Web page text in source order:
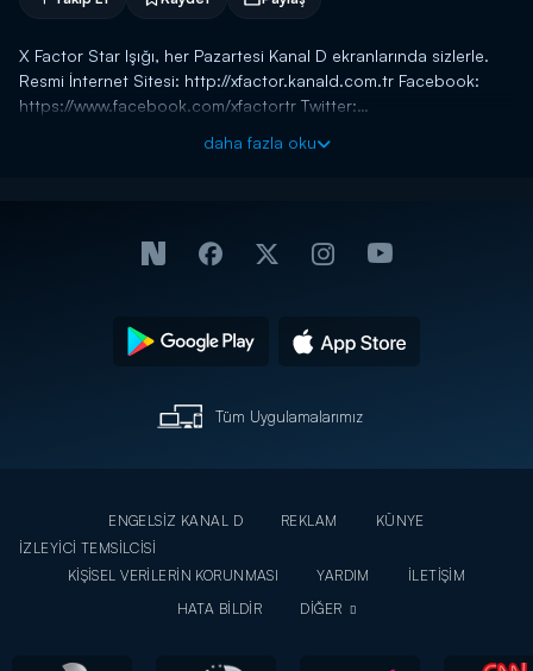
X Factor Star Işığı, her Pazartesi Kanal D ekranlarında sizlerle.
Resmi İnternet Sitesi: http://xfactor.kanald.com.tr Facebook:
https://www.facebook.com/xfactortr Twitter:
daha fazla oku
Tüm Uygulamalarımız
ENGELSİZ KANAL D REKLAM
KÜNYE
İZLEYİCİ TEMSİLCİSİ
KİŞİSEL VERİLERİN KORUNMASI
YARDIM
İLETİŞİM
HATA BİLDİR
DİĞER